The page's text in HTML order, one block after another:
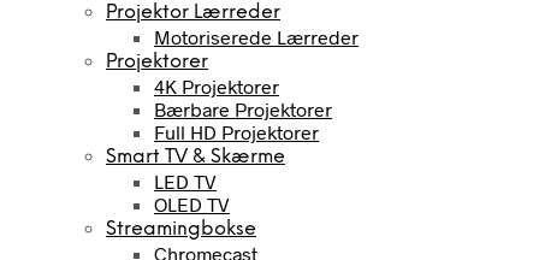
Projektor Lærreder
Motoriserede Lærreder
Projektorer
4K Projektorer
Bærbare Projektorer
Full HD Projektorer
Smart TV & Skærme
LED TV
OLED TV
Streamingbokse
Chromecast